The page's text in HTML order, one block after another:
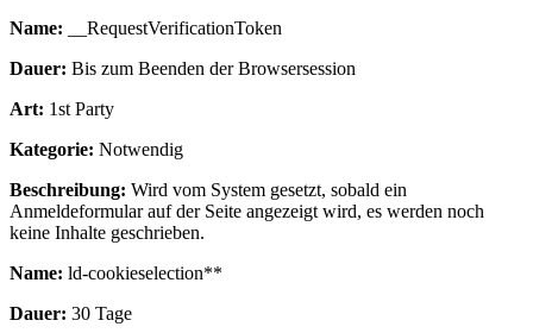
Name: __RequestVerificationToken
Dauer: Bis zum Beenden der Browsersession
Art: 1st Party
Kategorie: Notwendig
Beschreibung: Wird vom System gesetzt, sobald ein
Anmeldeformular auf der Seite angezeigt wird, es werden noch
keine Inhalte geschrieben.
Name: ld-cookieselection**
Dauer: 30 Tage